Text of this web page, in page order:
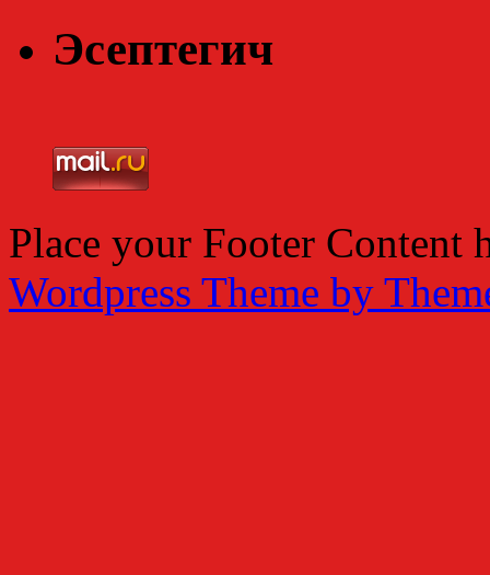
Эсептегич
Place your Footer Content
Wordpress Theme by